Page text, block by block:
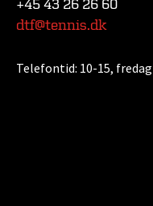
+45 43 26 26 60
dtf@tennis.dk
Telefontid: 10-15,